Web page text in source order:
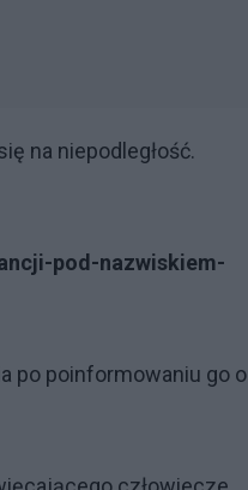
na niepodległość.
pod-nazwiskiem-
po poinformowaniu go o